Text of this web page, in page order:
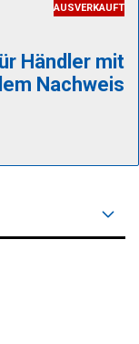
AUSVERKAUFT
Händler mit
Nachweis